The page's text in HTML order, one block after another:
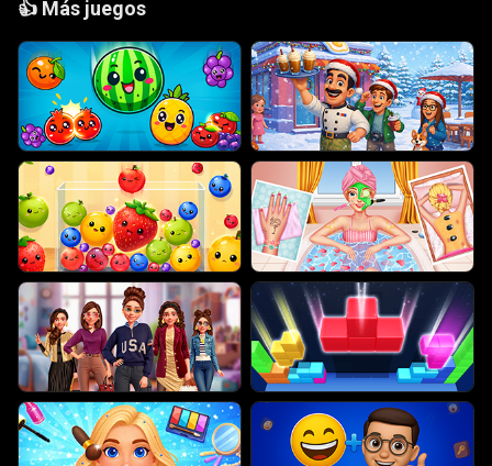
👍 Más juegos